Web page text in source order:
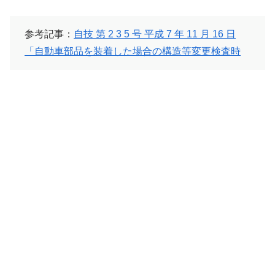
参考記事： 自技 第 2 3 5 号 平成 7 年 11 月 16 日
「自動車部品を装着した場合の構造等変更検査時